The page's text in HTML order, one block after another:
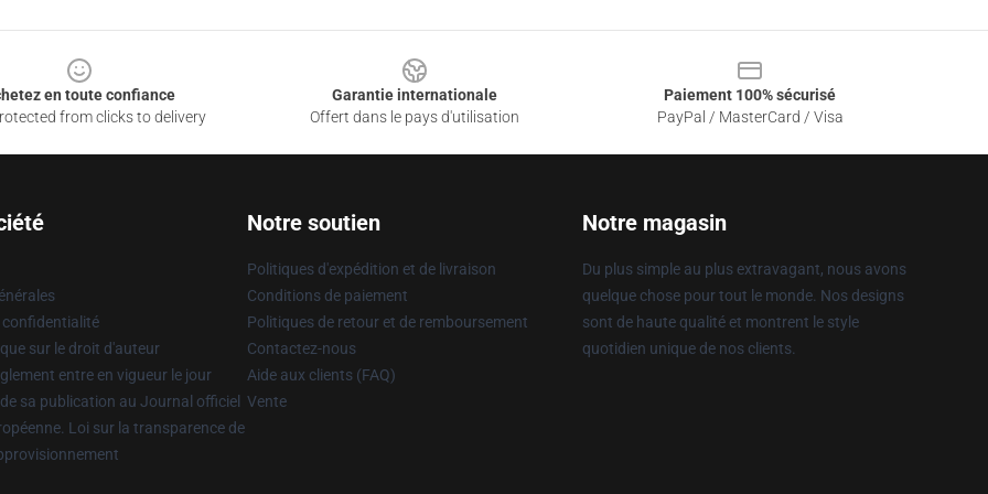
en toute confiance
from clicks to delivery
Garantie internationale
Offert dans le pays d'utilisation
Paiement 100% sécurisé
PayPal / MasterCard / Visa
confidentialité
sur le droit d'auteur
entre en vigueur le jour
sa publication au Journal officiel
Loi sur la transparence de
Notre soutien
Politiques d'expédition et de livraison
Conditions de paiement
Politiques de retour et de remboursement
Contactez-nous
Aide aux clients (FAQ)
Vente
Notre magasin
Du plus simple au plus extravagant, nous avons
quelque chose pour tout le monde. Nos designs
sont de haute qualité et montrent le style
quotidien unique de nos clients.